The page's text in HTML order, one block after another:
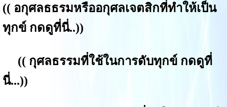
(( อกุศลธธรมหรืออกุศลเจตสิกที่ทำให้เป็น
ทุกข์ กดดูที่นี่..))
(( กุศลธรรมที่ใช้ในการดับทุกข์ กดดูที่
นี่...))